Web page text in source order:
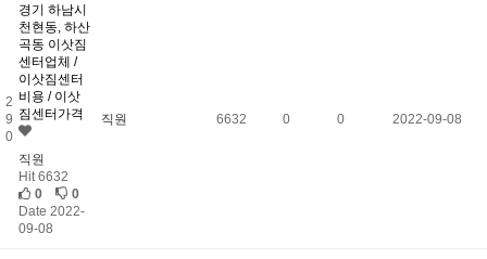
2
9
0
경기 하남시
천현동, 하산
곡동 이삿짐
센터업체 /
이삿짐센터
비용 / 이삿
짐센터가격
직원
Hit 6632
0
0
Date 2022-
09-08
직원 6632 0 0 2022-09-08